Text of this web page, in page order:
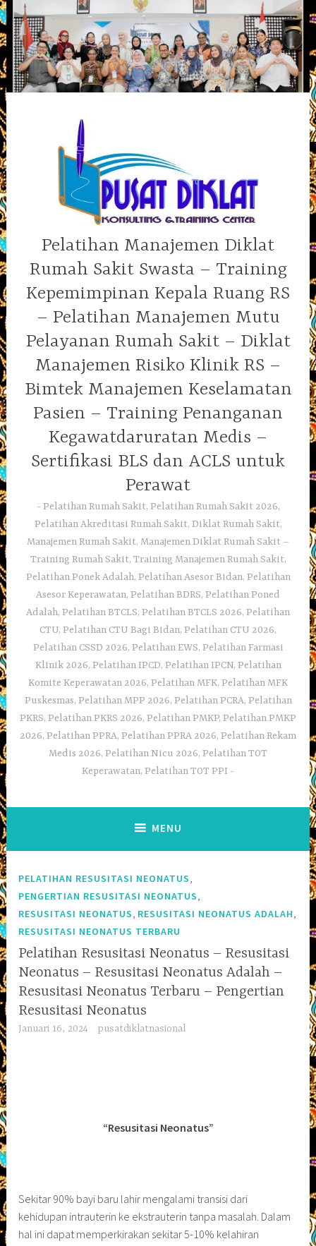
Skip
to
content
Pelatihan Manajemen Diklat
Rumah Sakit Swasta – Training
Kepemimpinan Kepala Ruang RS
– Pelatihan Manajemen Mutu
Pelayanan Rumah Sakit – Diklat
Manajemen Risiko Klinik RS –
Bimtek Manajemen Keselamatan
Pasien – Training Penanganan
Kegawatdaruratan Medis –
Sertifikasi BLS dan ACLS untuk
Perawat
Pelatihan Rumah Sakit, Pelatihan Rumah Sakit 2026,
Pelatihan Akreditasi Rumah Sakit, Diklat Rumah Sakit,
Manajemen Rumah Sakit, Manajemen Diklat Rumah Sakit –
Training Rumah Sakit, Training Manajemen Rumah Sakit,
Pelatihan Ponek Adalah, Pelatihan Asesor Bidan, Pelatihan
Asesor Keperawatan, Pelatihan BDRS, Pelatihan Poned
Adalah, Pelatihan BTCLS, Pelatihan BTCLS 2026, Pelatihan
CTU, Pelatihan CTU Bagi Bidan, Pelatihan CTU 2026,
Pelatihan CSSD 2026, Pelatihan EWS, Pelatihan Farmasi
Klinik 2026, Pelatihan IPCD, Pelatihan IPCN, Pelatihan
Komite Keperawatan 2026, Pelatihan MFK, Pelatihan MFK
Puskesmas, Pelatihan MPP 2026, Pelatihan PCRA, Pelatihan
PKRS, Pelatihan PKRS 2026, Pelatihan PMKP, Pelatihan PMKP
2026, Pelatihan PPRA, Pelatihan PPRA 2026, Pelatihan Rekam
Medis 2026, Pelatihan Nicu 2026, Pelatihan TOT
Keperawatan, Pelatihan TOT PPI
MENU
PELATIHAN RESUSITASI NEONATUS,
PENGERTIAN RESUSITASI NEONATUS,
RESUSITASI NEONATUS, RESUSITASI NEONATUS ADALAH,
RESUSITASI NEONATUS TERBARU
Pelatihan Resusitasi Neonatus – Resusitasi
Neonatus – Resusitasi Neonatus Adalah –
Resusitasi Neonatus Terbaru – Pengertian
Resusitasi Neonatus
Januari 16, 2024 pusatdiklatnasional
“Resusitasi Neonatus”
Sekitar 90% bayi baru lahir mengalami transisi dari
kehidupan intrauterin ke ekstrauterin tanpa masalah. Dalam
hal ini dapat memperkirakan sekitar 5-10% kelahiran